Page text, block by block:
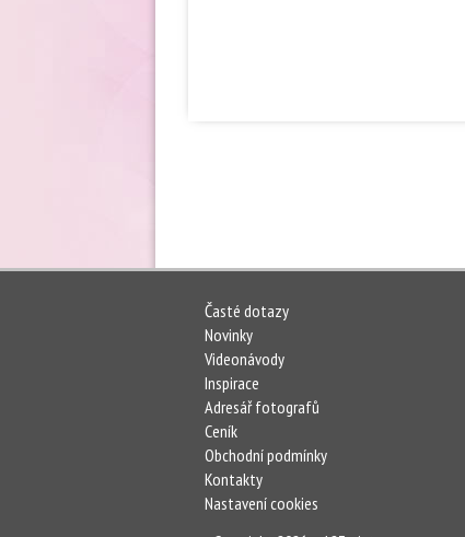
Časté dotazy
Novinky
Videonávody
Inspirace
Adresář fotografů
Ceník
Obchodní podmínky
Kontakty
Nastavení cookies